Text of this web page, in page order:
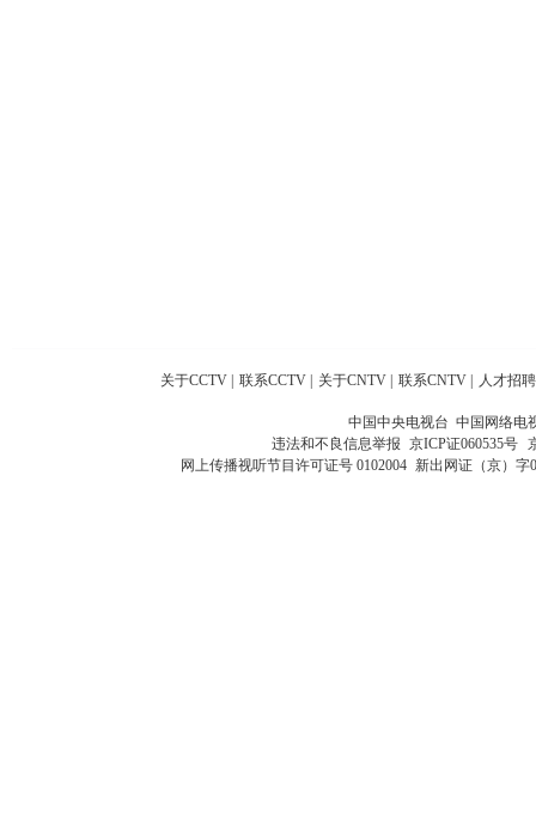
关于CCTV 联系CCTV 关于CNTV 联系CNTV 人才招聘
中国中央电视台 中国网络电
违法和不良信息举报 京ICP证060535号
网上传播视听节目许可证号 0102004 新出网证（京）